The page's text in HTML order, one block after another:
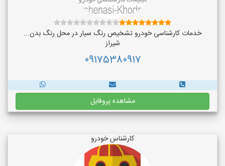
خدمات کارشناسی خودرو تشخیص رنگ سیار در محل رنگ بدن...
شیراز
09175380917
مشاهده پروفایل
کارشناس خودرو